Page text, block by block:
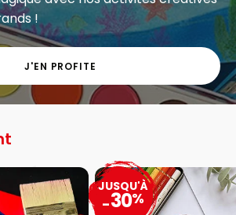
!
J'EN PROFITE
JUSQU'À
-30%